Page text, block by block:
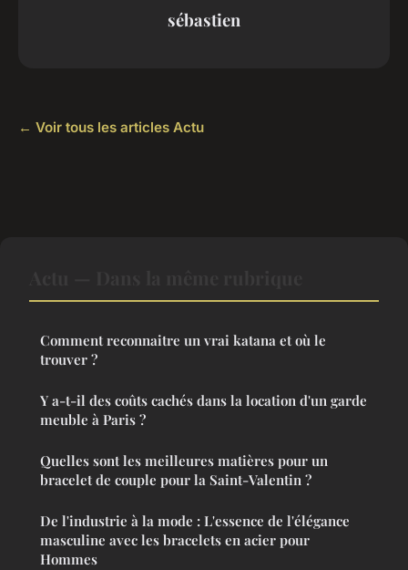
sébastien
← Voir tous les articles Actu
Comment reconnaitre un vrai katana et où le
trouver ?
Y a-t-il des coûts cachés dans la location d'un garde
meuble à Paris ?
Quelles sont les meilleures matières pour un
bracelet de couple pour la Saint-Valentin ?
De l'industrie à la mode : L'essence de l'élégance
masculine avec les bracelets en acier pour
Hommes